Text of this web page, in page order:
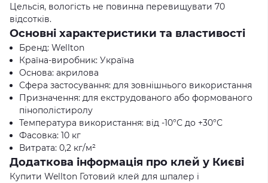
Цельсія, вологість не повинна перевищувати 70
відсотків.
Основні характеристики та властивості
Бренд: Wellton
Країна-виробник: Україна
Основа: акрилова
Сфера застосування: для зовнішнього використання
Призначення: для екструдованого або формованого
пінополістиролу
Температура використання: від -10°С до +30°С
Фасовка: 10 кг
Витрата: 0,2 кг/м²
Додаткова інформація про клей у Києві
Купити Wellton Готовий клей для шпалер і